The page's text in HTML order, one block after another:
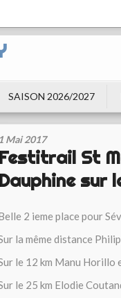
SAISON 2026/2027
1 Mai 2017
Festitrail St
Dauphine sur
2 ieme place pour
la même distance
le 12 km Manu Horillo
le 25 km Elodie